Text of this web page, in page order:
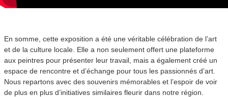
En somme, cette exposition a été une véritable célébration de l’art
et de la culture locale. Elle a non seulement offert une plateforme
aux peintres pour présenter leur travail, mais a également créé un
espace de rencontre et d’échange pour tous les passionnés d’art.
Nous repartons avec des souvenirs mémorables et l’espoir de voir
de plus en plus d’initiatives similaires fleurir dans notre région.